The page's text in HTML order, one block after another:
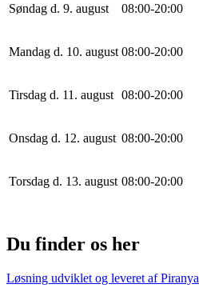
Søndag d. 9. august 08:00-20:00
Mandag d. 10. august 08:00-20:00
Tirsdag d. 11. august 08:00-20:00
Onsdag d. 12. august 08:00-20:00
Torsdag d. 13. august 08:00-20:00
Du finder os her
Løsning udviklet og leveret afPiranya